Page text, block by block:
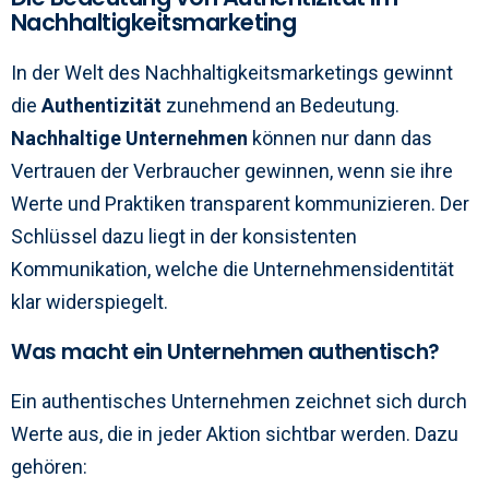
Nachhaltigkeitsmarketing
In der Welt des Nachhaltigkeitsmarketings gewinnt
die Authentizität zunehmend an Bedeutung.
Nachhaltige Unternehmen können nur dann das
Vertrauen der Verbraucher gewinnen, wenn sie ihre
Werte und Praktiken transparent kommunizieren. Der
Schlüssel dazu liegt in der konsistenten
Kommunikation, welche die Unternehmensidentität
klar widerspiegelt.
Was macht ein Unternehmen authentisch?
Ein authentisches Unternehmen zeichnet sich durch
Werte aus, die in jeder Aktion sichtbar werden. Dazu
gehören: